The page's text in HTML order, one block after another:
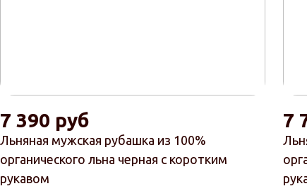
Льняная мужская рубашка из 100%
органического льна черная с коротким
рукавом
7 390 руб 7